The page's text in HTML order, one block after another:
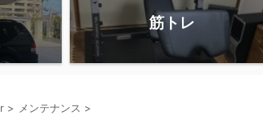
筋トレ
> メンテナンス >